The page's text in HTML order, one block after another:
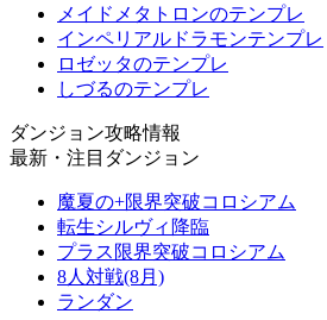
メイドメタトロンのテンプレ
インペリアルドラモンテンプレ
ロゼッタのテンプレ
しづるのテンプレ
ダンジョン攻略情報
最新・注目ダンジョン
魔夏の+限界突破コロシアム
転生シルヴィ降臨
プラス限界突破コロシアム
8人対戦(8月)
ランダン